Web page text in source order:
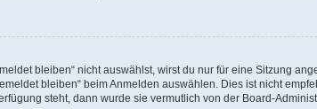
bleiben“ nicht auswählst, wirst du nur für eine Sitzung
bleiben“ beim Anmelden auswählen. Dies ist nicht
steht, dann wurde sie vermutlich von der Board-